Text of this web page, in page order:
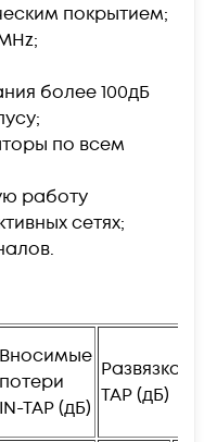
покрытием;
более 100дБ
по всем
работу
сетях;
Вносимые
потери
IN-TAP (дБ)
Развязка
TAP (дБ)